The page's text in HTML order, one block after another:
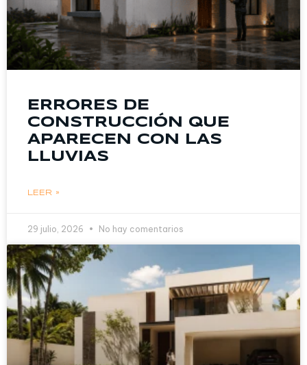
ERRORES DE
CONSTRUCCIÓN QUE
APARECEN CON LAS
LLUVIAS
LEER »
29 julio, 2026 No hay comentarios